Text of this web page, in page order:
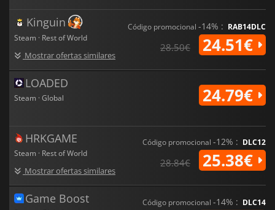
Kinguin
Steam · Rest of World
Mostrar ofertas similares
Código promocional -14% : RAB14DLC
28.50€ 24.51€
LOADED
Steam · Global 24.79€
HRKGAME
Steam · Rest of World
Mostrar ofertas similares
Código promocional -12% : DLC12
28.84€ 25.38€
Game Boost Código promocional -14% : DLC14